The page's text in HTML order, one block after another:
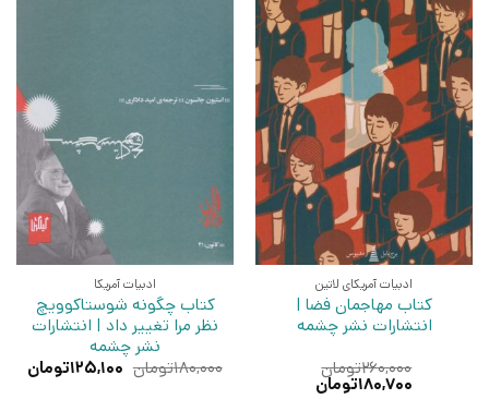
ادبیات آمریکای لاتین
کتاب مهاجمان فضا |
انتشارات نشر چشمه
۲۶۰,۰۰۰تومان
قیمت
۱۸۰,۷۰۰تومان
ادبیات آمریکا
کتاب چگونه شوستاکوویچ
نظر مرا تغییر داد | انتشارات
نشر چشمه
۱۸۰,۰۰۰تومان قیمت
۱۲۵,۱۰۰تومان